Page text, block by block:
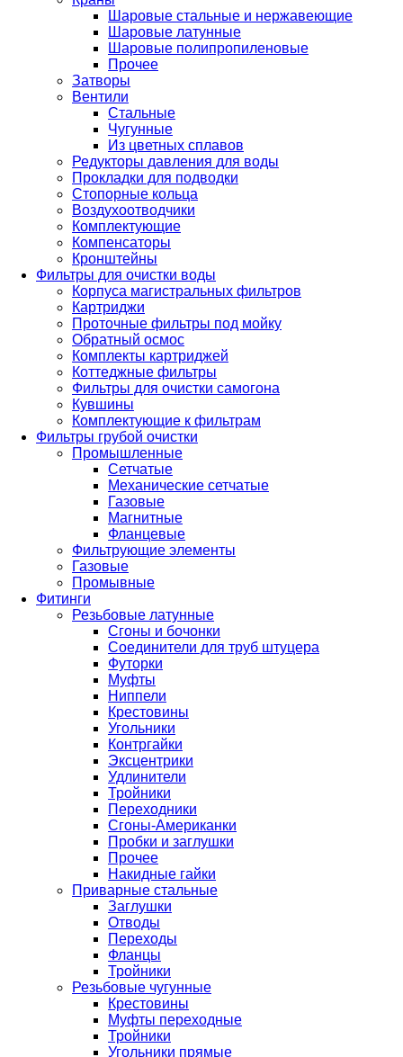
Шаровые стальные и нержавеющие
Шаровые латунные
Шаровые полипропиленовые
Прочее
Затворы
Вентили
Стальные
Чугунные
Из цветных сплавов
Редукторы давления для воды
Прокладки для подводки
Стопорные кольца
Воздухоотводчики
Комплектующие
Компенсаторы
Кронштейны
Фильтры для очистки воды
Корпуса магистральных фильтров
Картриджи
Проточные фильтры под мойку
Обратный осмос
Комплекты картриджей
Коттеджные фильтры
Фильтры для очистки самогона
Кувшины
Комплектующие к фильтрам
Фильтры грубой очистки
Промышленные
Сетчатые
Механические сетчатые
Газовые
Магнитные
Фланцевые
Фильтрующие элементы
Газовые
Промывные
Фитинги
Резьбовые латунные
Сгоны и бочонки
Соединители для труб штуцера
Футорки
Муфты
Ниппели
Крестовины
Угольники
Контргайки
Эксцентрики
Удлинители
Тройники
Переходники
Сгоны-Американки
Пробки и заглушки
Прочее
Накидные гайки
Приварные стальные
Заглушки
Отводы
Переходы
Фланцы
Тройники
Резьбовые чугунные
Крестовины
Муфты переходные
Тройники
Угольники прямые